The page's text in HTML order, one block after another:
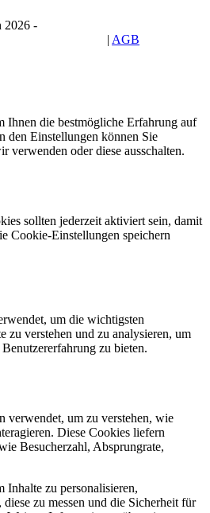
2026 -
| AGB
Ihnen die bestmögliche Erfahrung auf
den Einstellungen können Sie
verwenden oder diese ausschalten.
sollten jederzeit aktiviert sein, damit
Cookie-Einstellungen speichern
um die wichtigsten
zu verstehen und zu analysieren, um
zu bieten.
verwendet, um zu verstehen, wie
Diese Cookies liefern
Besucherzahl, Absprungrate,
Inhalte zu personalisieren,
diese zu messen und die Sicherheit für